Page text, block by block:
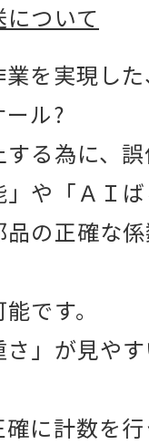
ついて
を実現し
ル?
る為に、
や「ＡＩ
の正確な
です。
」が見や
に計数を